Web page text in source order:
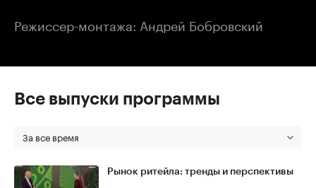
Режиссер-монтажа: Андрей Бобровский
Все выпуски программы
За все время
Рынок ритейла: тренды и перспективы